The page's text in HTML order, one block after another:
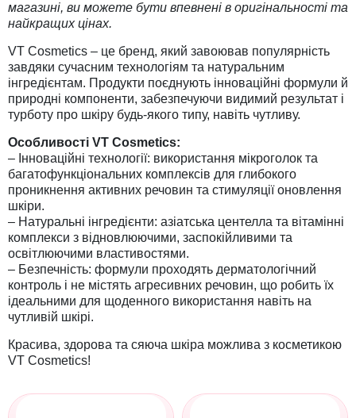
магазині, ви можете бути впевнені в оригінальності та
найкращих цінах.
VT Cosmetics – це бренд, який завоював популярність
завдяки сучасним технологіям та натуральним
інгредієнтам. Продукти поєднують інноваційні формули й
природні компоненти, забезпечуючи видимий результат і
турботу про шкіру будь-якого типу, навіть чутливу.
Особливості VT Cosmetics:
– Інноваційні технології: використання мікроголок та
багатофункціональних комплексів для глибокого
проникнення активних речовин та стимуляції оновлення
шкіри.
– Натуральні інгредієнти: азіатська центелла та вітамінні
комплекси з відновлюючими, заспокійливими та
освітлюючими властивостями.
– Безпечність: формули проходять дерматологічний
контроль і не містять агресивних речовин, що робить їх
ідеальними для щоденного використання навіть на
чутливій шкірі.
Красива, здорова та сяюча шкіра можлива з косметикою
VT Cosmetics!